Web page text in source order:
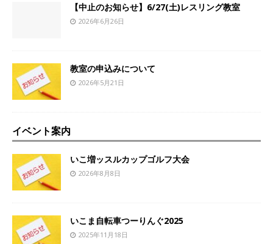
【中止のお知らせ】6/27(土)レスリング教室
2026年6月26日
教室の申込みについて
2026年5月21日
イベント案内
いこ増ッスルカップゴルフ大会
2026年8月8日
いこま自転車つーりんぐ2025
2025年11月18日